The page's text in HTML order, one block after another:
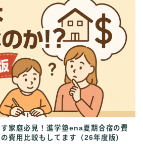
家庭必見！進学塾ena夏期合宿の費
費用比較もしてます（26年度版）